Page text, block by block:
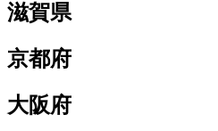
滋賀県
京都府
大阪府